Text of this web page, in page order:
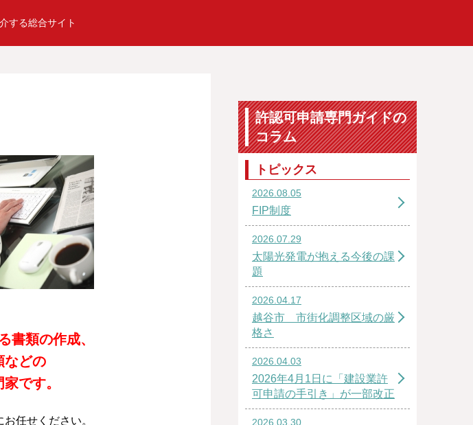
する総合サイト
書類の作成、
などの
です。
お任せください。
許認可申請専門ガイドの
コラム
トピックス
2026.08.05
FIP制度
2026.07.29
太陽光発電が抱える今後の課
題
2026.04.17
越谷市 市街化調整区域の厳
格さ
2026.04.03
2026年4月1日に「建設業許
可申請の手引き」が一部改正
2026.03.30